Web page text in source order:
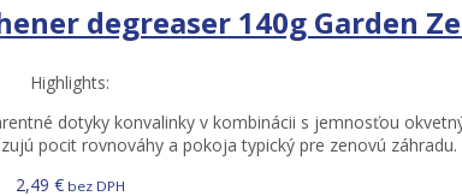
degreaser 140g Garden
Highlights:
dotyky konvalinky v kombinácii s jemnosťou
pocit rovnováhy a pokoja typický pre zenovú záhradu.
2,49 €bez DPH